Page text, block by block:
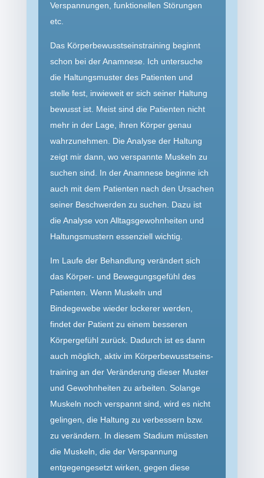
Verspannungen, funktionellen Störungen
etc.
Das Körperbewusstseinstraining beginnt
schon bei der Anamnese. Ich untersuche
die Haltungsmuster des Patienten und
stelle fest, inwieweit er sich seiner Haltung
bewusst ist. Meist sind die Patienten nicht
mehr in der Lage, ihren Körper genau
wahrzunehmen. Die Analyse der Haltung
zeigt mir dann, wo verspannte Muskeln zu
suchen sind. In der Anamnese beginne ich
auch mit dem Patienten nach den Ursachen
seiner Beschwerden zu suchen. Dazu ist
die Analyse von Alltags­gewohnheiten und
Haltungs­mustern essenziell wichtig.
Im Laufe der Behandlung verändert sich
das Körper- und Bewegungsgefühl des
Patienten. Wenn Muskeln und
Bindegewebe wieder lockerer werden,
findet der Patient zu einem besseren
Körpergefühl zurück. Dadurch ist es dann
auch möglich, aktiv im Körperbewusst­seins­
training an der Veränderung dieser Muster
und Gewohnheiten zu arbeiten. Solange
Muskeln noch verspannt sind, wird es nicht
gelingen, die Haltung zu verbessern bzw.
zu verändern. In diesem Stadium müssten
die Muskeln, die der Verspannung
entgegengesetzt wirken, gegen diese